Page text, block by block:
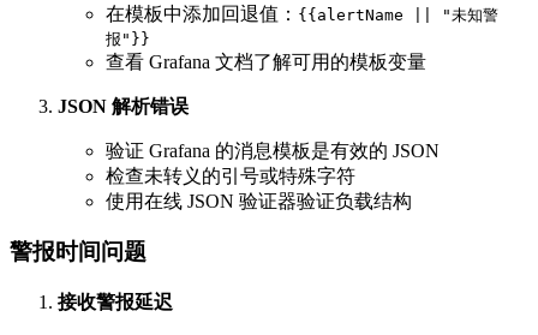
在模板中添加回退值： {{alertName || "未知警
报"}}
查看 Grafana 文档了解可用的模板变量
JSON 解析错误
验证 Grafana 的消息模板是有效的 JSON
检查未转义的引号或特殊字符
使用在线 JSON 验证器验证负载结构
警报时间问题
接收警报延迟